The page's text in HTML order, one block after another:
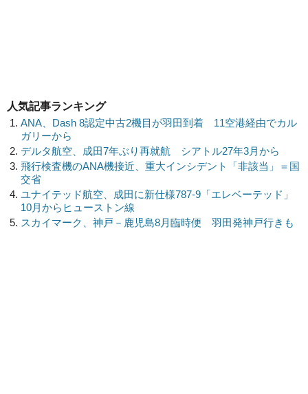
人気記事ランキング
ANA、Dash 8認定中古2機目が羽田到着 11空港経由でカル
ガリーから
デルタ航空、成田7年ぶり再就航 シアトル27年3月から
飛行検査機のANA機接近、重大インシデント「非該当」＝国
交省
ユナイテッド航空、成田に新仕様787-9「エレベーテッド」
10月からヒューストン線
スカイマーク、神戸－鹿児島8月臨時便 羽田発神戸行きも